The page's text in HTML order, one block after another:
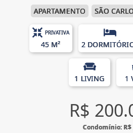
APARTAMENTO SÃO
PRIVATIVA
45 M² 2
1 LIVING 1
R$
Condomínio: R$